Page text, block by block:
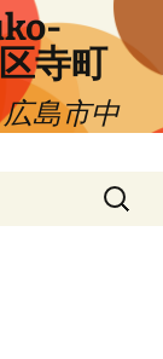
寺町
島市中
検
索: